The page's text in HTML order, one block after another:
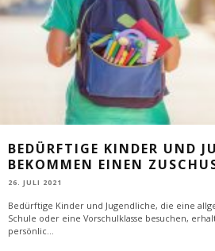
BEDÜRFTIGE KINDER UND
BEKOMMEN EINEN
26. JULI 2021
Bedürftige Kinder und Jugendliche, die eine
Schule oder eine Vorschulklasse besuchen,
persönlic...